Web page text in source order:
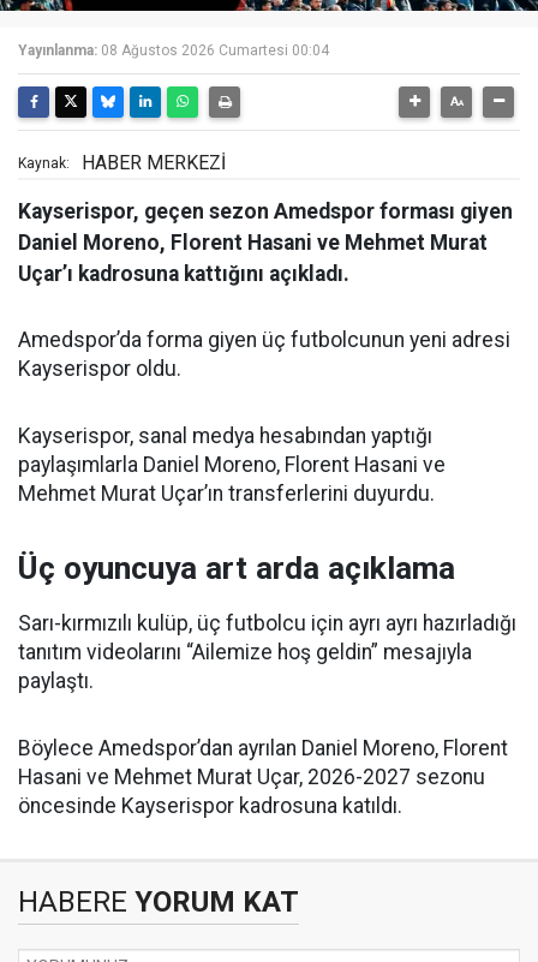
Yayınlanma: 08 Ağustos 2026 Cumartesi 00:04
Kaynak: HABER MERKEZİ
Kayserispor, geçen sezon Amedspor forması giyen
Daniel Moreno, Florent Hasani ve Mehmet Murat
Uçar’ı kadrosuna kattığını açıkladı.
Amedspor’da forma giyen üç futbolcunun yeni adresi
Kayserispor oldu.
Kayserispor, sanal medya hesabından yaptığı
paylaşımlarla Daniel Moreno, Florent Hasani ve
Mehmet Murat Uçar’ın transferlerini duyurdu.
Üç oyuncuya art arda açıklama
Sarı-kırmızılı kulüp, üç futbolcu için ayrı ayrı hazırladığı
tanıtım videolarını “Ailemize hoş geldin” mesajıyla
paylaştı.
Böylece Amedspor’dan ayrılan Daniel Moreno, Florent
Hasani ve Mehmet Murat Uçar, 2026-2027 sezonu
öncesinde Kayserispor kadrosuna katıldı.
HABERE YORUM KAT